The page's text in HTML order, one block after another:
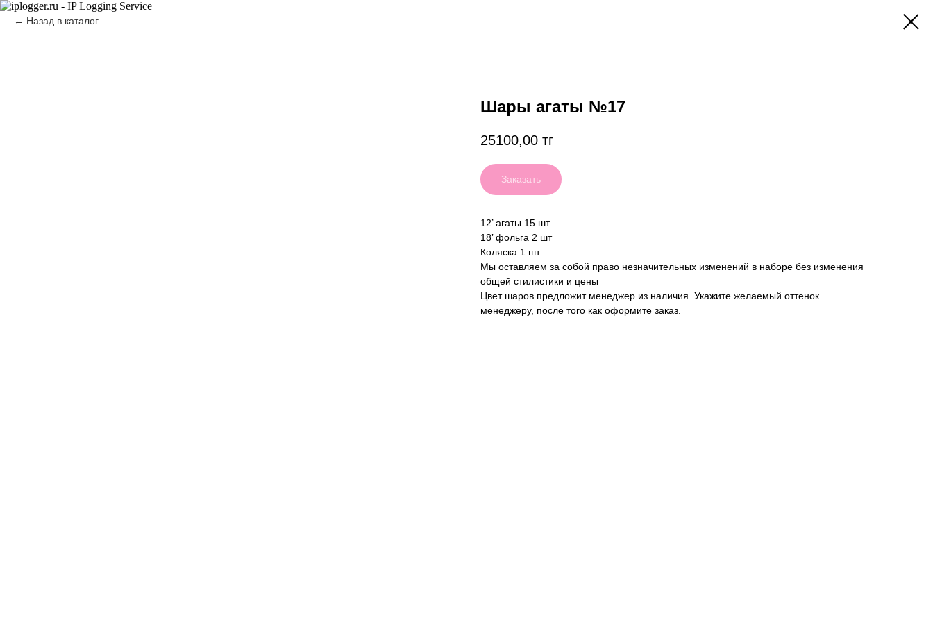
Назад в каталог
Шары агаты №17
25100,00 тг
Заказать
12’ агаты 15 шт
18’ фольга 2 шт
Коляска 1 шт
Мы оставляем за собой право незначительных изменений в наборе без изменения
общей стилистики и цены
Цвет шаров предложит менеджер из наличия. Укажите желаемый оттенок
менеджеру, после того как оформите заказ.